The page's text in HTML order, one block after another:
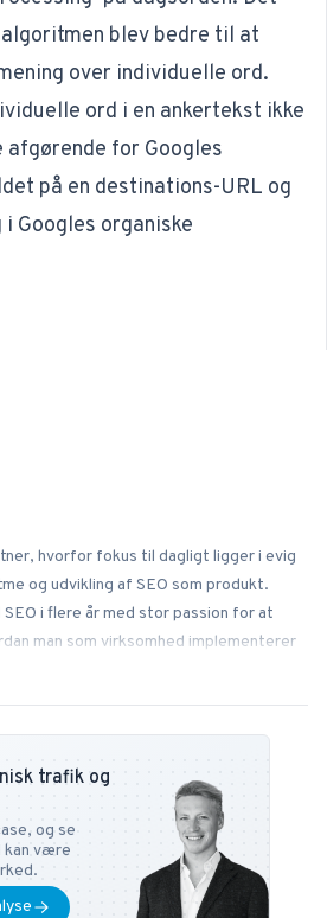
blev bedre til at
over individuelle ord.
ord i en ankertekst ikke
for Googles
på en destinations-URL og
i Googles organiske
hvorfor fokus til dagligt ligger i evig
og udvikling af SEO som produkt.
i flere år med stor passion for at
man som virksomhed implementerer
siden af Bonzer bidrager Thomas
eller spørgsmål vedr. SEO universet,
trafik og
og se
kan være